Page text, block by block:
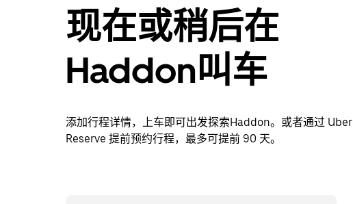
现在或稍后在
Haddon叫车
添加行程详情，上车即可出发探索Haddon。或者通过 Uber
Reserve 提前预约行程，最多可提前 90 天。